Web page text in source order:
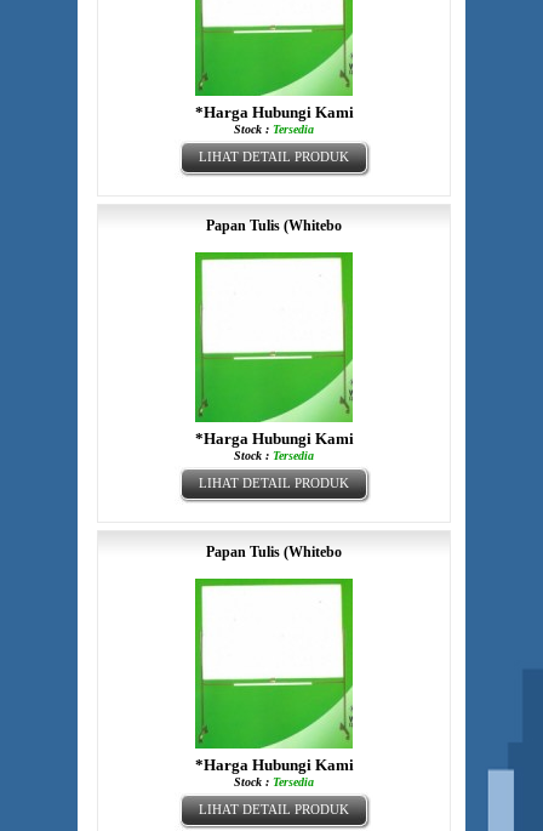
*Harga Hubungi Kami
Stock : Tersedia
LIHAT DETAIL PRODUK
Papan Tulis (Whitebo
*Harga Hubungi Kami
Stock : Tersedia
LIHAT DETAIL PRODUK
Papan Tulis (Whitebo
*Harga Hubungi Kami
Stock : Tersedia
LIHAT DETAIL PRODUK